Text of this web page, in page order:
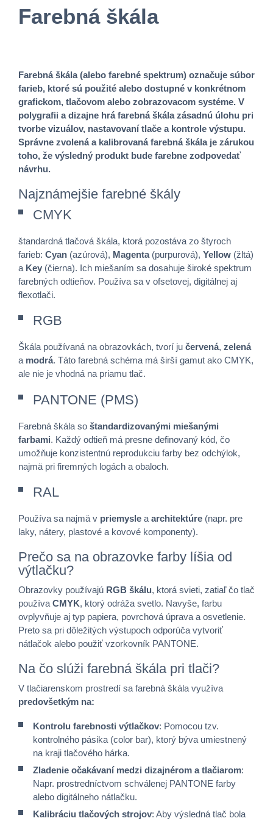
Farebná škála
Farebná škála (alebo farebné spektrum) označuje súbor
farieb, ktoré sú použité alebo dostupné v konkrétnom
grafickom, tlačovom alebo zobrazovacom systéme. V
polygrafii a dizajne hrá farebná škála zásadnú úlohu pri
tvorbe vizuálov, nastavovaní tlače a kontrole výstupu.
Správne zvolená a kalibrovaná farebná škála je zárukou
toho, že výsledný produkt bude farebne zodpovedať
návrhu.
Najznámejšie farebné škály
CMYK
štandardná tlačová škála, ktorá pozostáva zo štyroch
farieb: Cyan (azúrová), Magenta(purpurová), Yellow (žltá)
a Key (čierna). Ich miešaním sa dosahuje široké spektrum
farebných odtieňov. Používa sa v ofsetovej, digitálnej aj
flexotlači.
RGB
Škála používaná na obrazovkách, tvorí ju červená, zelená
a modrá. Táto farebná schéma má širší gamut ako CMYK,
ale nie je vhodná na priamu tlač.
PANTONE (PMS)
Farebná škála so štandardizovanými miešanými
farbami. Každý odtieň má presne definovaný kód, čo
umožňuje konzistentnú reprodukciu farby bez odchýlok,
najmä pri firemných logách a obaloch.
RAL
Používa sa najmä v priemysle a architektúre (napr. pre
laky, nátery, plastové a kovové komponenty).
Prečo sa na obrazovke farby líšia od
výtlačku?
Obrazovky používajú RGB škálu, ktorá svieti, zatiaľ čo tlač
používa CMYK, ktorý odráža svetlo. Navyše, farbu
ovplyvňuje aj typ papiera, povrchová úprava a osvetlenie.
Preto sa pri dôležitých výstupoch odporúča vytvoriť
nátlačok alebo použiť vzorkovník PANTONE.
Na čo slúži farebná škála pri tlači?
V tlačiarenskom prostredí sa farebná škála využíva
predovšetkým na:
Kontrolu farebnosti výtlačkov: Pomocou tzv.
kontrolného pásika (color bar), ktorý býva umiestnený
na kraji tlačového hárka.
Zladenie očakávaní medzi dizajnérom a tlačiarom:
Napr. prostredníctvom schválenej PANTONE farby
alebo digitálneho nátlačku.
Kalibráciu tlačových strojov: Aby výsledná tlač bola